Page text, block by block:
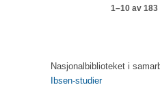
1–10 av 183
Nasjonalbiblioteket i
Ibsen-studier